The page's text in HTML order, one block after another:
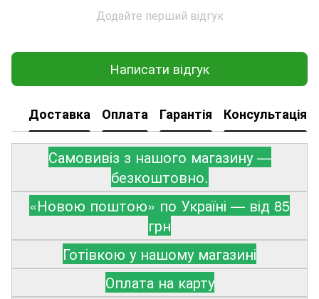
Додайте перший відгук
Написати відгук
Доставка Оплата Гарантія Консультація
Самовивіз з нашого магазину —
безкоштовно.
«Новою поштою» по Україні — від 85
грн
Готівкою у нашому магазині
Оплата на карту